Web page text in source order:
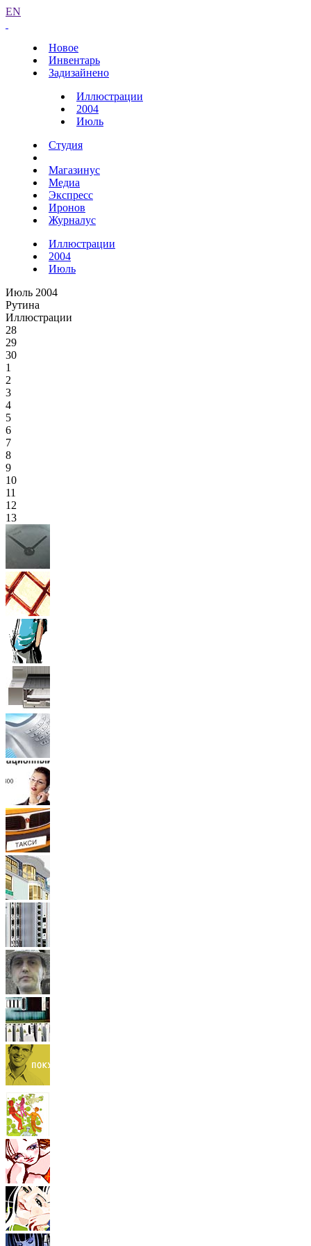
EN
Новое
Инвентарь
Задизайнено
Иллюстрации
2004
Июль
Студия
Магазинус
Медиа
Экспресс
Иронов
Журналус
Иллюстрации
2004
Июль
Июль 2004
Рутина
Иллюстрации
28
29
30
1
2
3
4
5
6
7
8
9
10
11
12
13